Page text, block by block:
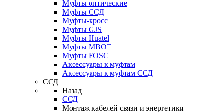
Муфты оптические
Муфты ССД
Муфты-кросс
Муфты GJS
Муфты Huatel
Муфты МВОТ
Муфты FOSC
Аксессуары к муфтам
Аксессуары к муфтам ССД
ССД
Назад
ССД
Монтаж кабелей связи и энергетики